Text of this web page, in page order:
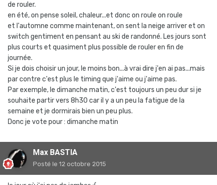
de rouler.
en été, on pense soleil, chaleur...et donc on roule on roule
et l'automne comme maintenant, on sent la neige arriver et on
switch gentiment en pensant au ski de randonné. Les jours sont
plus courts et quasiment plus possible de rouler en fin de
journée.
Si je dois choisir un jour, le moins bon...à vrai dire j'en ai pas...mais
par contre c'est plus le timing que j'aime ou j'aime pas.
Par exemple, le dimanche matin, c'est toujours un peu dur si je
souhaite partir vers 8h30 car il y a un peu la fatigue de la
semaine et je dormirais bien un peu plus.
Donc je vote pour : dimanche matin
Max BASTIA
Posté le 12 octobre 2015